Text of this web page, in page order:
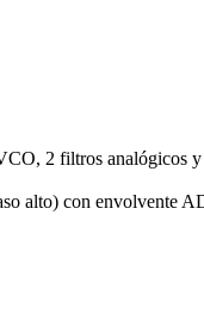
2 filtros analógicos
alto) con envolvente